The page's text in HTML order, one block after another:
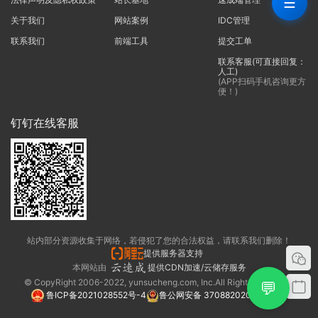
关于我们
联系我们
网站案例
前端工具
IDC管理
提交工单
联系客服(可直接回复：
人工)
(APP扫码手机咨询更方
便！)
钉钉在线客服
站内部分资源收集于网络，若侵犯了您的合法权益，请联系我们删除！
提供服务器支持
本网站由
提供CDN加速/云储存服务
© CopyRight 2006-2022, yunsucheng.com, Inc.All Rights Reserved.
鲁ICP备2021028552号-4
鲁公网安备 37088202000325号
💬